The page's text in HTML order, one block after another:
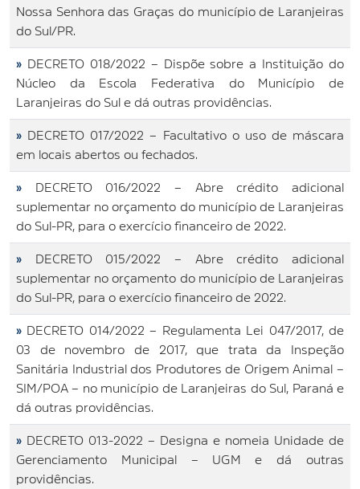
Nossa Senhora das Graças do município de Laranjeiras
do Sul/PR.
» DECRETO 018/2022 – Dispõe sobre a Instituição do
Núcleo da Escola Federativa do Município de
Laranjeiras do Sul e dá outras providências.
» DECRETO 017/2022 – Facultativo o uso de máscara
em locais abertos ou fechados.
»
DECRETO 016/2022 – Abre crédito adicional
suplementar no orçamento do município de Laranjeiras
do Sul-PR, para o exercício financeiro de 2022.
»
DECRETO 015/2022 – Abre crédito adicional
suplementar no orçamento do município de Laranjeiras
do Sul-PR, para o exercício financeiro de 2022.
» DECRETO 014/2022 – Regulamenta Lei 047/2017, de
03 de novembro de 2017, que trata da Inspeção
Sanitária Industrial dos Produtores de Origem Animal –
SIM/POA – no município de Laranjeiras do Sul, Paraná e
dá outras providências.
» DECRETO 013-2022 – Designa e nomeia Unidade de
Gerenciamento Municipal – UGM e dá outras
providências.